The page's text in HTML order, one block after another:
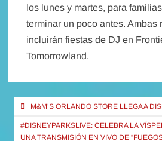
los lunes y martes, para
terminar un poco antes. Ambas
incluirán fiestas de DJ en
Tomorrowland.
Navegación
de
M&M’S ORLANDO STORE LLEGA A
#DISNEYPARKSLIVE: CELEBRA LA
UNA TRANSMISIÓN EN VIVO DE